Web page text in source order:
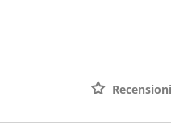
Recensioni